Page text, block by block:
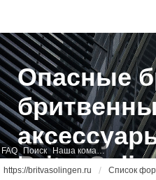
FAQ Поиск Наша команда
Опасные
https://britvasolingen.ru Список